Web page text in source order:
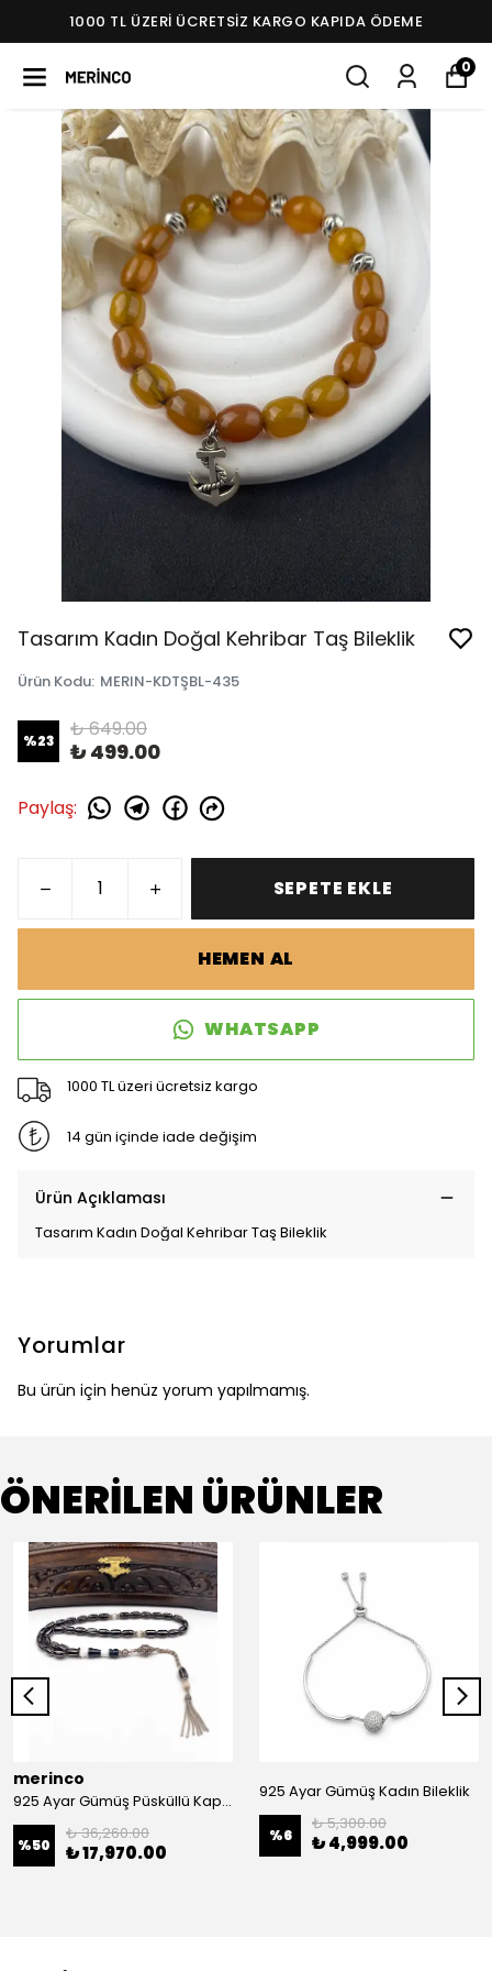
1000 TL ÜZERI ÜCRETSIZ KARGO KAPIDA ÖDEME
0
Tasarım Kadın Doğal Kehribar Taş Bileklik
Ürün Kodu: MERIN-KDTŞBL-435
%23 ₺ 649.00
₺ 499.00
Paylaş:
SEPETE EKLE
HEMEN AL
WHATSAPP
1000 TL üzeri ücretsiz kargo
14 gün içinde iade değişim
Ürün Açıklaması
Tasarım Kadın Doğal Kehribar Taş Bileklik
Yorumlar
Bu ürün için henüz yorum yapılmamış.
ÖNERİLEN ÜRÜNLER
merinco
925 Ayar Gümüş Püsküllü Kapsül Kesim Gümüş İşlemeli Erzurum Oltu Tesbih
%50
₺ 36,260.00
₺ 17,970.00
925 Ayar Gümüş Kadın Bileklik
%6
₺ 5,300.00
₺ 4,999.00